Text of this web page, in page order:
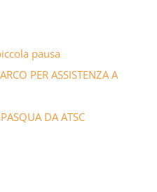
pausa
PER ASSISTENZA A
DA ATSC